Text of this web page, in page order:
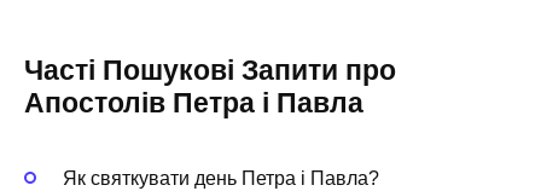
Часті Пошукові Запити про
Апостолів Петра і Павла
Як святкувати день Петра і Павла?